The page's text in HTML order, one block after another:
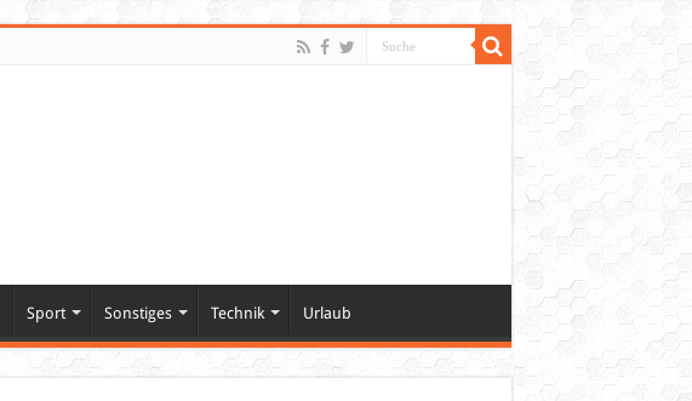
Sport Sonstiges Technik Urlaub